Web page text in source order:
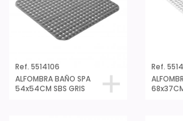
Ref. 5514106
ALFOMBRA BAÑO SPA
54x54CM SBS GRIS
Ref.